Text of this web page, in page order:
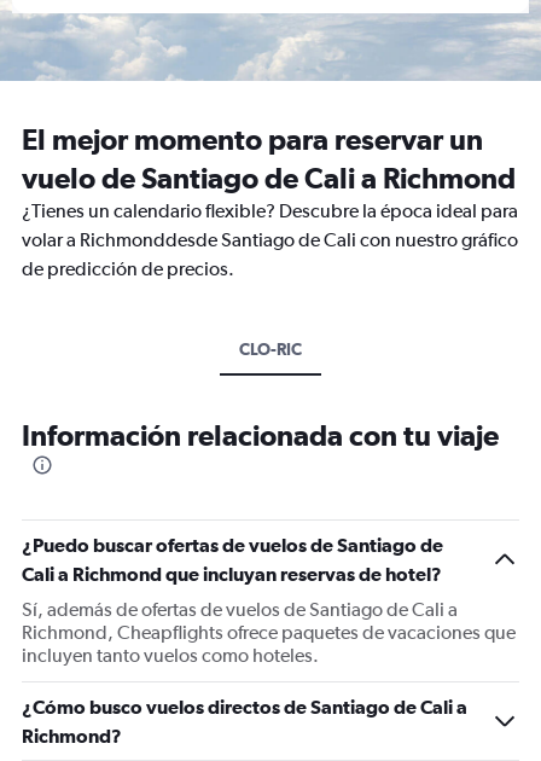
El mejor momento para reservar un
vuelo de Santiago de Cali a Richmond
¿Tienes un calendario flexible? Descubre la época ideal para
volar a Richmonddesde Santiago de Cali con nuestro gráfico
de predicción de precios.
CLO-RIC
Información relacionada con tu viaje
¿Puedo buscar ofertas de vuelos de Santiago de
Cali a Richmond que incluyan reservas de hotel?
Sí, además de ofertas de vuelos de Santiago de Cali a
Richmond, Cheapflights ofrece paquetes de vacaciones que
incluyen tanto vuelos como hoteles.
¿Cómo busco vuelos directos de Santiago de Cali a
Richmond?